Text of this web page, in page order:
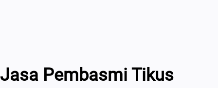
Jasa Pembasmi Tikus